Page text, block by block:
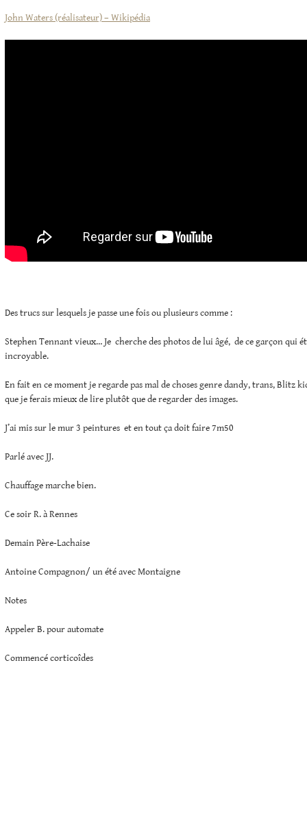
John Waters (réalisateur) – Wikipédia
Des trucs sur lesquels je passe une fois ou plusieurs comme :
Stephen Tennant vieux… Je cherche des photos de lui âgé, de ce garçon qui
incroyable.
En fait en ce moment je regarde pas mal de choses genre dandy, trans, Blitz
que je ferais mieux de lire plutôt que de regarder des images.
J’ai mis sur le mur 3 peintures et en tout ça doit faire 7m50
Parlé avec JJ.
Chauffage marche bien.
Ce soir R. à Rennes
Demain Père-Lachaise
Antoine Compagnon/ un été avec Montaigne
Notes
Appeler B. pour automate
Commencé corticoîdes